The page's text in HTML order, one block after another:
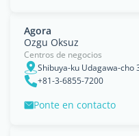
Agora
Ozgu Oksuz
Centros de negocios
Shibuya-ku Udagawa-cho
+81-3-6855-7200
Ponte en contacto